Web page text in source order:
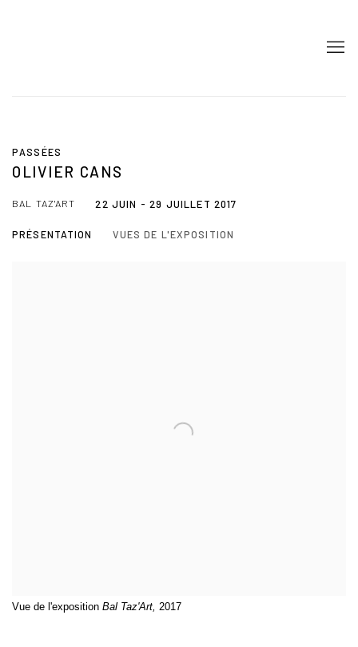
PASSÉES
OLIVIER CANS
BAL TAZ'ART 22 JUIN - 29 JUILLET 2017
PRÉSENTATION VUES DE L'EXPOSITION
Vue de l'exposition Bal Taz'Art, 2017